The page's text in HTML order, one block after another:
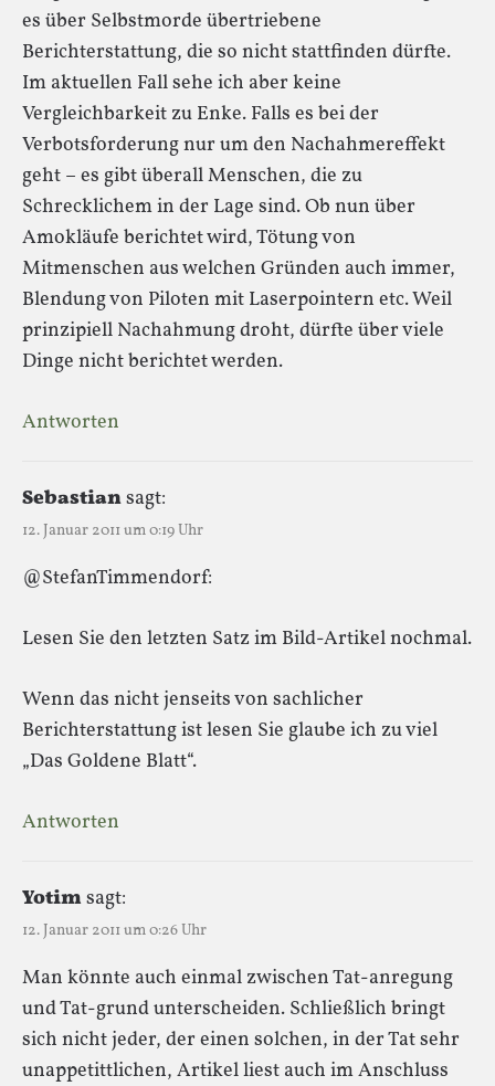
es über Selbstmorde übertriebene
Berichterstattung, die so nicht stattfinden dürfte.
Im aktuellen Fall sehe ich aber keine
Vergleichbarkeit zu Enke. Falls es bei der
Verbotsforderung nur um den Nachahmereffekt
geht – es gibt überall Menschen, die zu
Schrecklichem in der Lage sind. Ob nun über
Amokläufe berichtet wird, Tötung von
Mitmenschen aus welchen Gründen auch immer,
Blendung von Piloten mit Laserpointern etc. Weil
prinzipiell Nachahmung droht, dürfte über viele
Dinge nicht berichtet werden.
Antworten
Sebastiansagt:
12. Januar 2011 um 0:19 Uhr
@StefanTimmendorf:
Lesen Sie den letzten Satz im Bild-Artikel nochmal.
Wenn das nicht jenseits von sachlicher
Berichterstattung ist lesen Sie glaube ich zu viel
„Das Goldene Blatt“.
Antworten
Yotimsagt:
12. Januar 2011 um 0:26 Uhr
Man könnte auch einmal zwischen Tat-anregung
und Tat-grund unterscheiden. Schließlich bringt
sich nicht jeder, der einen solchen, in der Tat sehr
unappetittlichen, Artikel liest auch im Anschluss